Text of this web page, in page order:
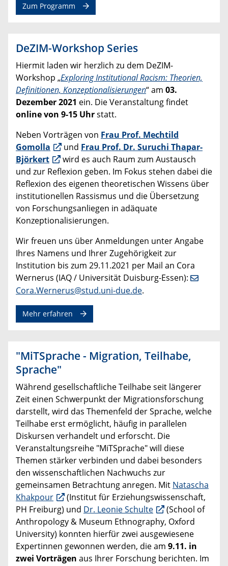
Zum Programm
DeZIM-Workshop Series
Hiermit laden wir herzlich zu dem DeZIM-
Workshop „Exploring Institutional Racism: Theorien,
Definitionen, Konzeptionalisierungen“ am 03.
Dezember 2021 ein. Die Veranstaltung findet
online von 9-15 Uhrstatt.
Neben Vorträgen von Frau Prof. Mechtild
Gomolla
und Frau Prof. Dr. Suruchi Thapar-
Björkert
wird es auch Raum zum Austausch
und zur Reflexion geben. Im Fokus stehen dabei die
Reflexion des eigenen theoretischen Wissens über
institutionellen Rassismus und die Übersetzung
von Forschungsanliegen in adäquate
Konzeptionalisierungen.
Wir freuen uns über Anmeldungen unter Angabe
Ihres Namens und Ihrer Zugehörigkeit zur
Institution bis zum 29.11.2021 per Mail an Cora
Wernerus (IAQ / Universität Duisburg-Essen):
Cora.Wernerus@stud.uni-due.de.
Mehr erfahren
"MiTSprache - Migration, Teilhabe,
Sprache"
Während gesellschaftliche Teilhabe seit längerer
Zeit einen Schwerpunkt der Migrationsforschung
darstellt, wird das Themenfeld der Sprache, welche
Teilhabe erst ermöglicht, häufig in parallelen
Diskursen verhandelt und erforscht. Die
Veranstaltungsreihe "MiTSprache" will diese
Themen stärker verbinden und dabei besonders
den wissenschaftlichen Nachwuchs zur
gemeinsamen Betrachtung anregen. Mit Natascha
Khakpour
(Institut für Erziehungswissenschaft,
PH Freiburg) und Dr. Leonie Schulte
(School of
Anthropology & Museum Ethnography, Oxford
University) konnten hierfür zwei ausgewiesene
Expertinnen gewonnen werden, die am 9.11. in
zwei Vorträgen aus Ihrer Forschung berichten. Im